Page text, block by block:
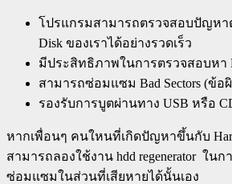
โปรแกรมสามารถตรวจสอบปัญหา
Disk ของเราได้อย่างรวดเร็ว
มีประสิทธิภาพในการตรวจสอบหา
สามารถซ่อมแซม Bad Sectors (ข้
รองรับการบูตผ่านทาง USB หรือ
หากเพื่อนๆ คนใหนที่เกิดปัญหาขึ้นกับ
สามารถลองใช้งาน hdd regenerator ใน
ซ่อมแซมในส่วนที่เสียหายได้นั้นเอง